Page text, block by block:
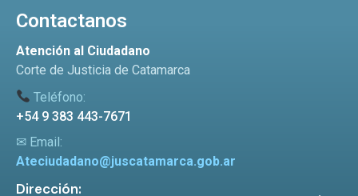
Contactanos
Atención al Ciudadano
Corte de Justicia de Catamarca
Teléfono:
+54 9 383 443-7671
✉ Email:
Ateciudadano@juscatamarca.gob.ar
Dirección: